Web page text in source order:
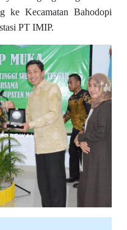
ke Kecamatan Bahodopi
PT IMIP.